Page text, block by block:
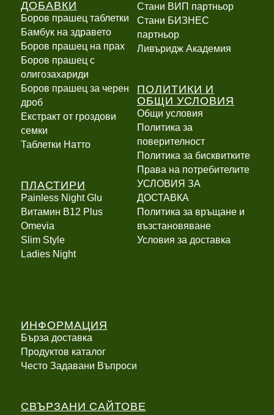
ДОБАВКИ
Боров прашец таблетки
Бамбук на здравето
Боров прашец на прах
Боров прашец с
олигозахариди
Боров прашец за черен
дроб
Екстракт от гроздови
семки
Таблетки Натто
ПЛАСТИРИ
Painless Night Glu
Витамин B12 Plus
Оmevia
Slim Style
Ladies Night
Стани ВИП партньор
Стани БИЗНЕС
партньор
Ливъридж Академия
ПОЛИТИКИ И
ОБЩИ УСЛОВИЯ
Общи условия
Политика за
поверителност
Политика за бисквитките
Права на потребителите
УСЛОВИЯ ЗА
ДОСТАВКА
Политика за връщане и
възстановяване
Условия за доставка
ИНФОРМАЦИЯ
Бърза доставка
Продуктов каталог
Често Задавани Въпроси
СВЪРЗАНИ САЙТОВЕ